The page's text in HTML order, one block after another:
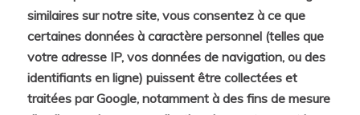
similaires sur notre site, vous consentez à ce que
certaines données à caractère personnel (telles que
votre adresse IP, vos données de navigation, ou des
identifiants en ligne) puissent être collectées et
traitées par Google, notamment à des fins de mesure